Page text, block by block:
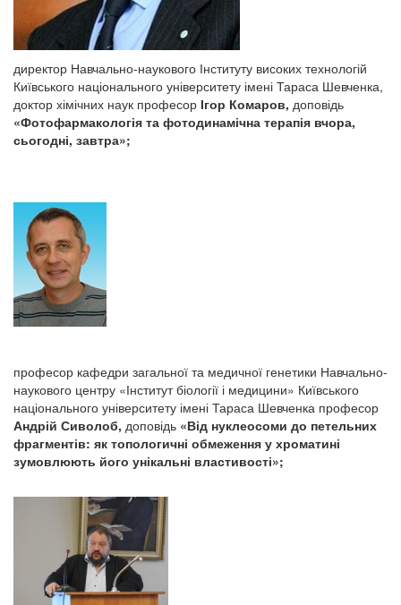
директор Навчально-наукового Інституту високих технологій
Київського національного університету імені Тараса Шевченка,
доктор хімічних наук професор Ігор Комаров, доповідь
«Фотофармакологія та фотодинамічна терапія вчора,
сьогодні, завтра»;
професор кафедри загальної та медичної генетики Навчально-
наукового центру «Інститут біології і медицини» Київського
національного університету імені Тараса Шевченка професор
Андрій Сиволоб, доповідь «Від нуклеосоми до петельних
фрагментів: як топологичні обмеження у хроматині
зумовлюють його унікальні властивості»;